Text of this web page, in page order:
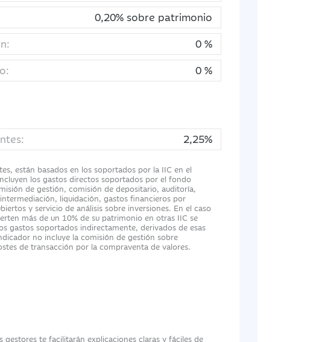
0,20% sobre patrimonio
0 %
0 %
2,25%
están basados en los soportados por la IIC en el
los gastos directos soportados por el fondo
de gestión, comisión de depositario, auditoría,
liquidación, gastos financieros por
y servicio de análisis sobre inversiones. En el caso
más de un 10% de su patrimonio en otras IIC se
gastos soportados indirectamente, derivados de esas
no incluye la comisión de gestión sobre
de transacción por la compraventa de valores.
te facilitarán explicaciones claras y fáciles de